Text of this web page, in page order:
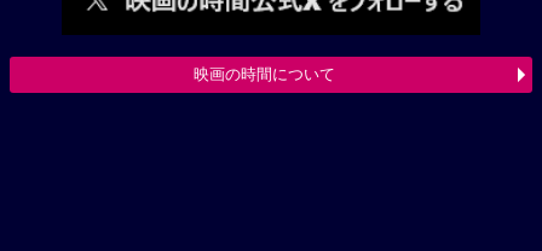
映画の時間について